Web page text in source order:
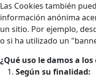
Las Cookies también
información anónima
un sitio. Por ejemplo,
o si ha utilizado un
¿Qué uso le damos a
Según su finalidad: